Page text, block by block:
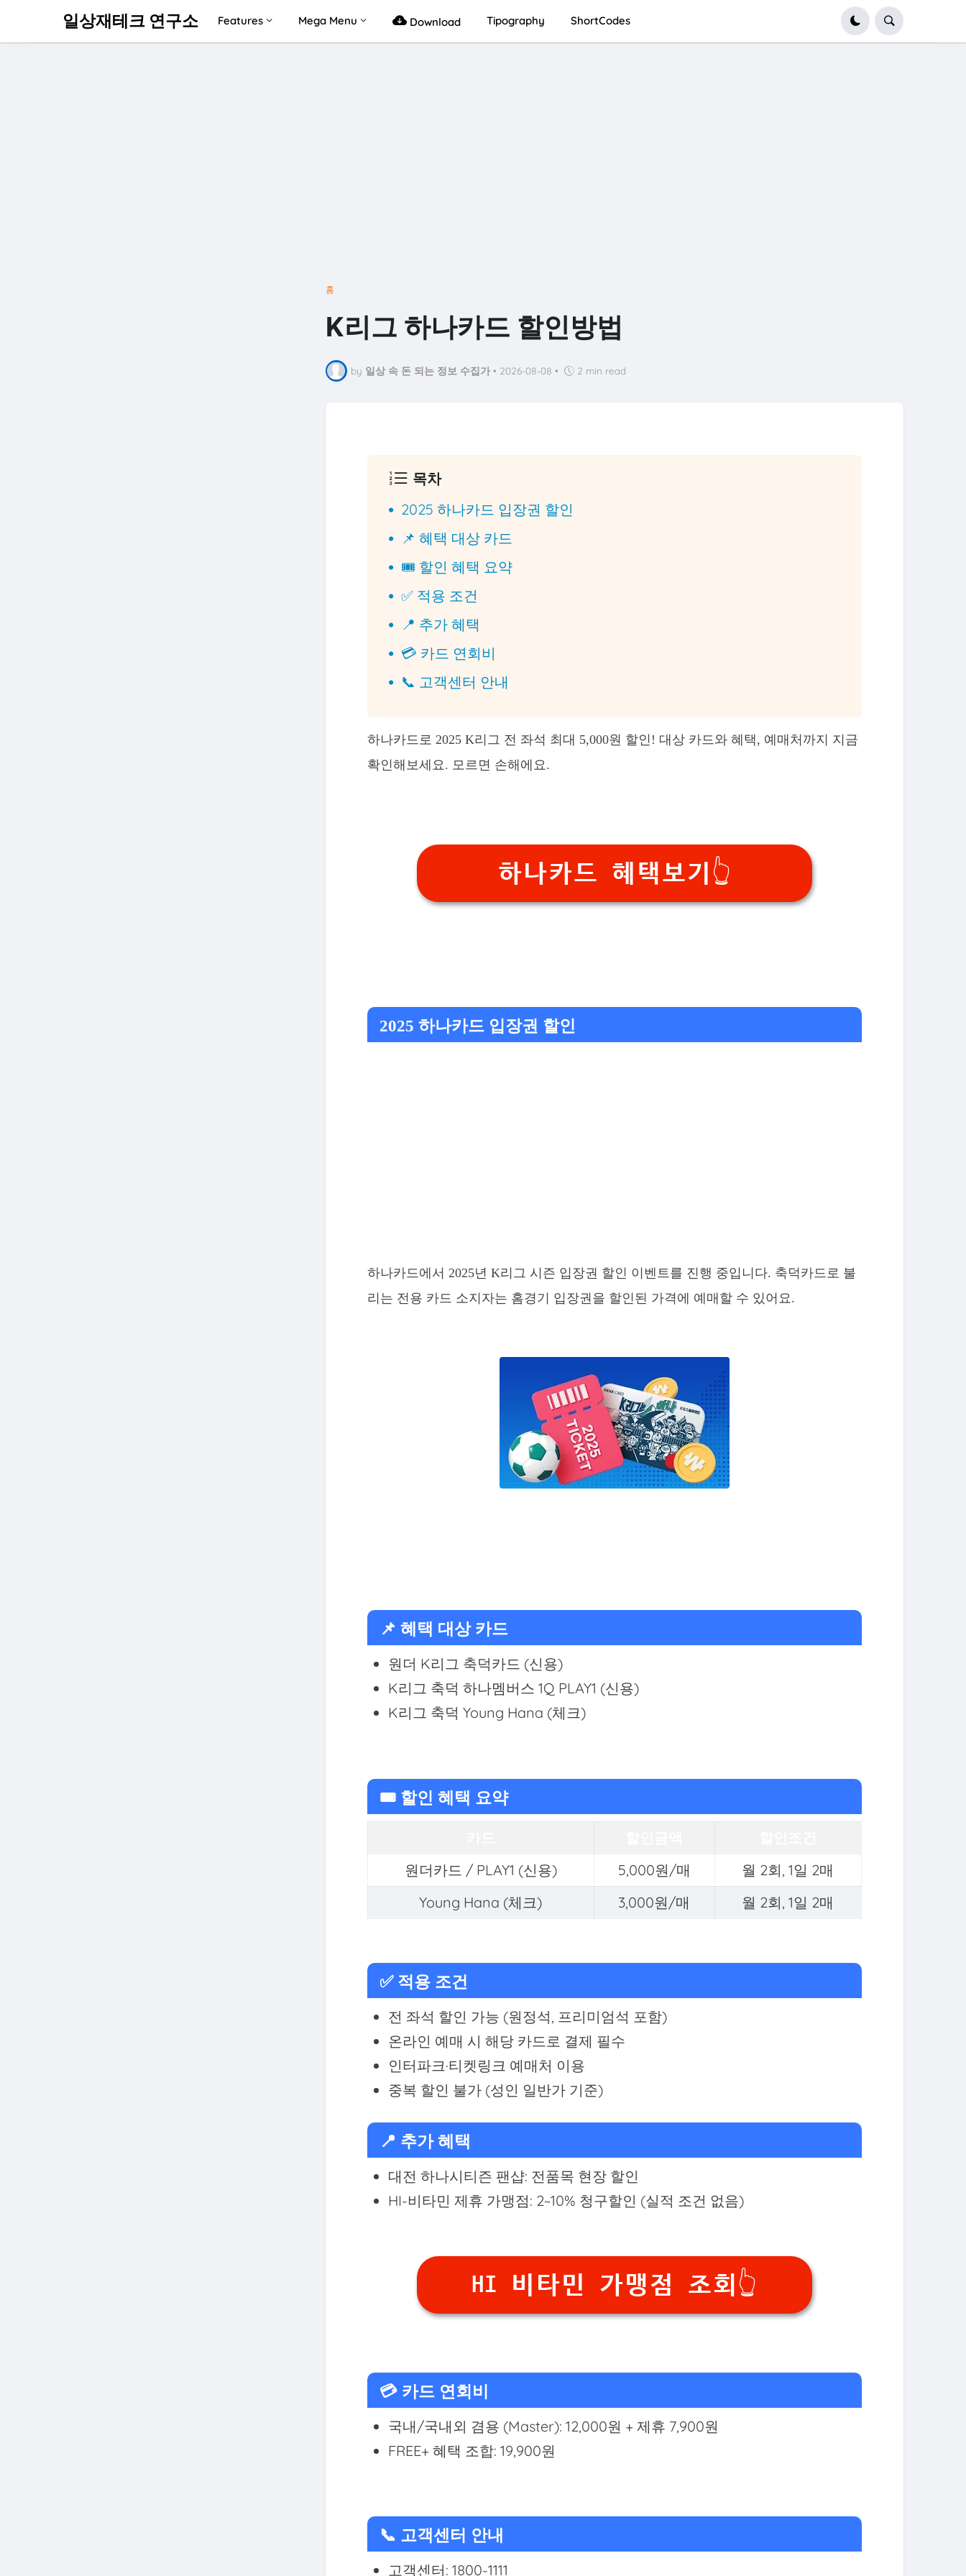
일상재테크 연구소 Features Mega Menu Download Tipography ShortCodes
홈
K리그 하나카드 할인방법
by 일상 속 돈 되는 정보 수집가 • 2026-08-08 • 2 min read
목차
2025 하나카드 입장권 할인
📌 혜택 대상 카드
🎟️ 할인 혜택 요약
✅ 적용 조건
📍 추가 혜택
💳 카드 연회비
📞 고객센터 안내
하나카드로 2025 K리그 전 좌석 최대 5,000원 할인! 대상 카드와 혜택, 예매처까지 지금
확인해보세요. 모르면 손해에요.
하나카드 혜택보기👆
2025 하나카드 입장권 할인
하나카드에서 2025년 K리그 시즌 입장권 할인 이벤트를 진행 중입니다. 축덕카드로 불
리는 전용 카드 소지자는 홈경기 입장권을 할인된 가격에 예매할 수 있어요.
📌 혜택 대상 카드
원더 K리그 축덕카드 (신용)
K리그 축덕 하나멤버스 1Q PLAY1 (신용)
K리그 축덕 Young Hana (체크)
🎟️ 할인 혜택 요약
원더카드 / PLAY1 (신용)
5,000원/매
월 2회, 1일 2매
Young Hana (체크)
3,000원/매 월 2회, 1일 2매
✅ 적용 조건
전 좌석 할인 가능 (원정석, 프리미엄석 포함)
온라인 예매 시 해당 카드로 결제 필수
인터파크·티켓링크 예매처 이용
중복 할인 불가 (성인 일반가 기준)
📍 추가 혜택
대전 하나시티즌 팬샵: 전품목 현장 할인
HI-비타민 제휴 가맹점: 2~10% 청구할인 (실적 조건 없음)
HI 비타민 가맹점 조회👆
💳 카드 연회비
국내/국내외 겸용 (Master): 12,000원 + 제휴 7,900원
FREE+ 혜택 조합: 19,900원
📞 고객센터 안내
고객센터: 1800-1111